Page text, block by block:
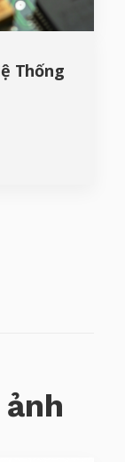
Thống